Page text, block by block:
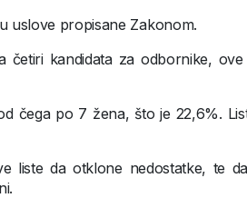
uslove propisane Zakonom.
četiri kandidata za odbornike,
čega po 7 žena, što je 22,6%.
liste da otklone nedostatke, te